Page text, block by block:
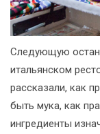
Следующую
итальянском
рассказали, как
быть мука, как
ингредиенты